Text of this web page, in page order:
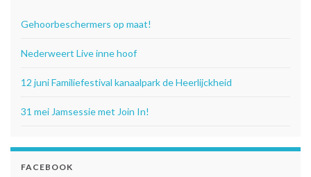
Gehoorbeschermers op maat!
Nederweert Live inne hoof
12 juni Familiefestival kanaalpark de Heerlijckheid
31 mei Jamsessie met Join In!
FACEBOOK